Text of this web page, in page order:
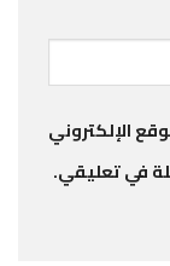
الإلكتروني
في تعليقي.